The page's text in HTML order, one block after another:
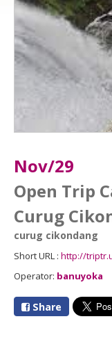
Nov/29
Open Trip
Curug
curug cikondang
Short URL : http://
Operator: banuyoka
Share